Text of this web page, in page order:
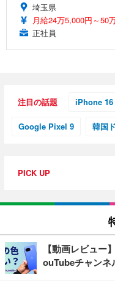
埼玉県
月給24万5,000円～50
正社員
注目の話題 iPhone 16
Google Pixel 9 韓国
PICK UP
【動画レビュー
ouTubeチャンネ